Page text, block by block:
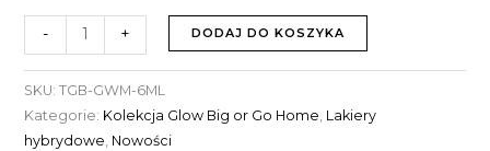
- + DODAJ DO KOSZYKA
SKU: TGB-GWM-6ML
Kategorie: Kolekcja Glow Big or Go Home, Lakiery
hybrydowe, Nowości